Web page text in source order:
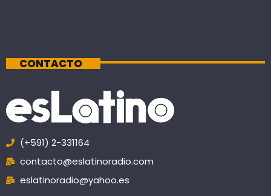
CONTACTO
(+591) 2-331164
contacto@eslatinoradio.com
eslatinoradio@yahoo.es